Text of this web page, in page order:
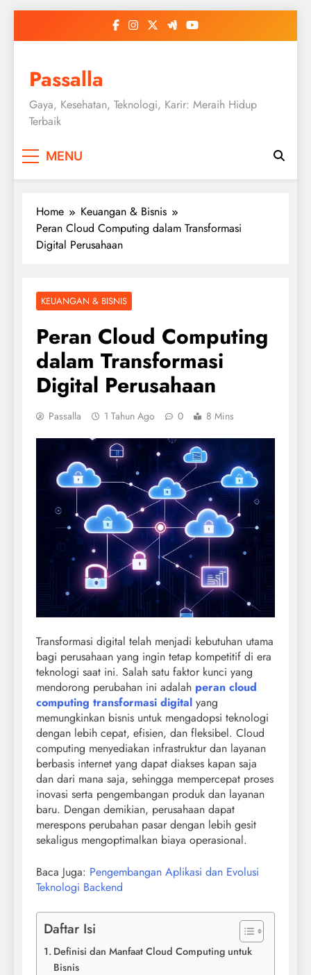
Passalla
Gaya, Kesehatan, Teknologi, Karir: Meraih Hidup
Terbaik
MENU
Home
Keuangan & Bisnis
Peran Cloud Computing dalam Transformasi
Digital Perusahaan
KEUANGAN & BISNIS
Peran Cloud Computing
dalam Transformasi
Digital Perusahaan
Passalla 1 Tahun Ago 0 8 Mins
Transformasi digital telah menjadi kebutuhan utama
bagi perusahaan yang ingin tetap kompetitif di era
teknologi saat ini. Salah satu faktor kunci yang
mendorong perubahan ini adalah peran cloud
computing transformasi digital yang
memungkinkan bisnis untuk mengadopsi teknologi
dengan lebih cepat, efisien, dan fleksibel. Cloud
computing menyediakan infrastruktur dan layanan
berbasis internet yang dapat diakses kapan saja
dan dari mana saja, sehingga mempercepat proses
inovasi serta pengembangan produk dan layanan
baru. Dengan demikian, perusahaan dapat
merespons perubahan pasar dengan lebih gesit
sekaligus mengoptimalkan biaya operasional.
Baca Juga: Pengembangan Aplikasi dan Evolusi
Teknologi Backend
Daftar Isi
Definisi dan Manfaat Cloud Computing untuk
Bisnis